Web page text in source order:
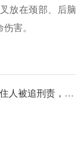
放在颈部、后脑
害。
隐患排查存在盲区被问责